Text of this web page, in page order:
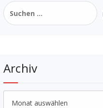
Suchen
nach:
Archiv